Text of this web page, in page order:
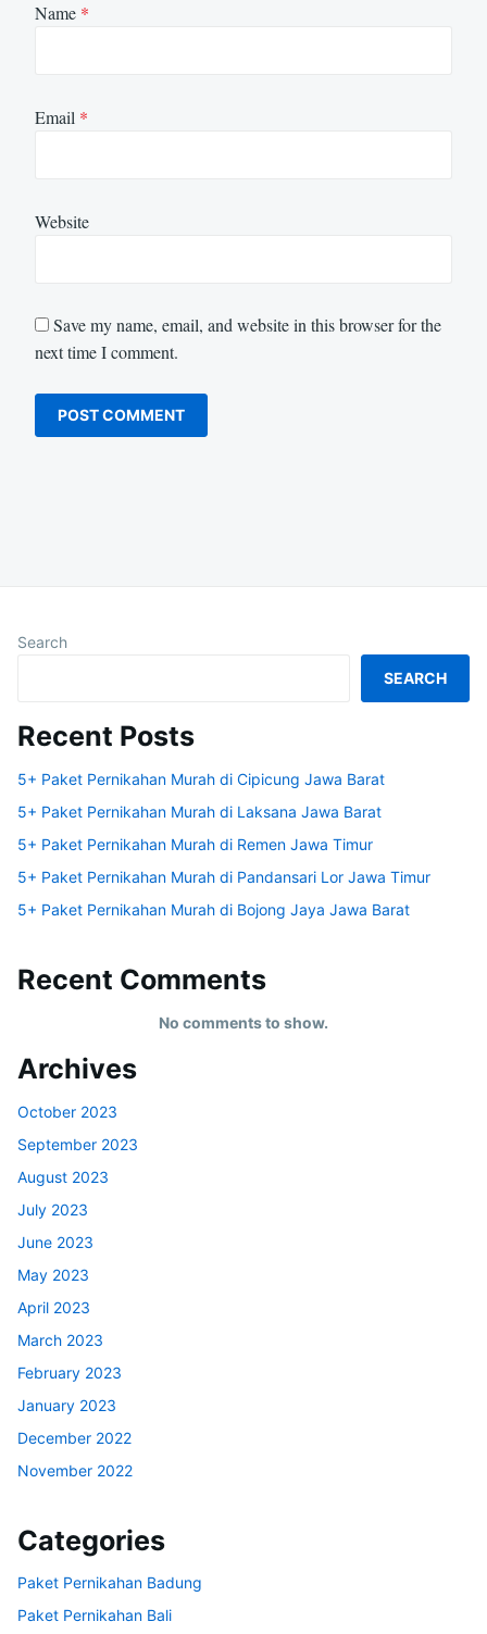
Name *
Email *
Website
Save my name, email, and website in this browser for the
next time I comment.
Search
SEARCH
Recent Posts
5+ Paket Pernikahan Murah di Cipicung Jawa Barat
5+ Paket Pernikahan Murah di Laksana Jawa Barat
5+ Paket Pernikahan Murah di Remen Jawa Timur
5+ Paket Pernikahan Murah di Pandansari Lor Jawa Timur
5+ Paket Pernikahan Murah di Bojong Jaya Jawa Barat
Recent Comments
No comments to show.
Archives
October 2023
September 2023
August 2023
July 2023
June 2023
May 2023
April 2023
March 2023
February 2023
January 2023
December 2022
November 2022
Categories
Paket Pernikahan Badung
Paket Pernikahan Bali